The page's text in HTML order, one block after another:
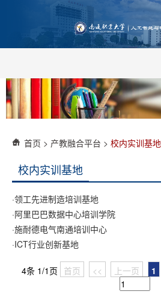
首页 > 产教融合平台 > 校内实训基地
校内实训基地
·​领工先进制造培训基地
·阿里巴巴数据中心培训学院
·施耐德电气南通培训中心
·​ICT行业创新基地
4条 1/1页 首页 << 上一页 1